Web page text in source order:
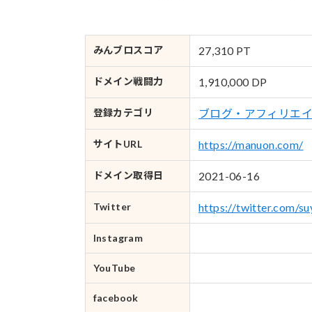
みんブロスコア 27,310 PT
ドメイン戦闘力 1,910,000 DP
登録カテゴリ ブログ・アフィリエ
サイトURL https://manuon.com/
ドメイン取得日 2021-06-16
Twitter https://twitter.com/
Instagram
YouTube
facebook